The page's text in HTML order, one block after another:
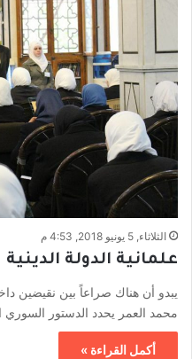
الثلاثاء, 5 يونيو 2018, 4:53 م
علمانية الدولة الدينية
يبدو أن هناك صراعاً بين
محمد العمر يحدد الدستور
أكمل القراءة »